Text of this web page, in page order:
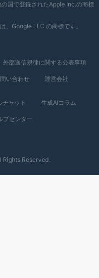
国で登録されたApple Inc.の商標
、Google LLC の商標です。
外部送信規律に関する公表事項
い合わせ 運営会社
ャット 生成AIコラム
プセンター
Rights Reserved.